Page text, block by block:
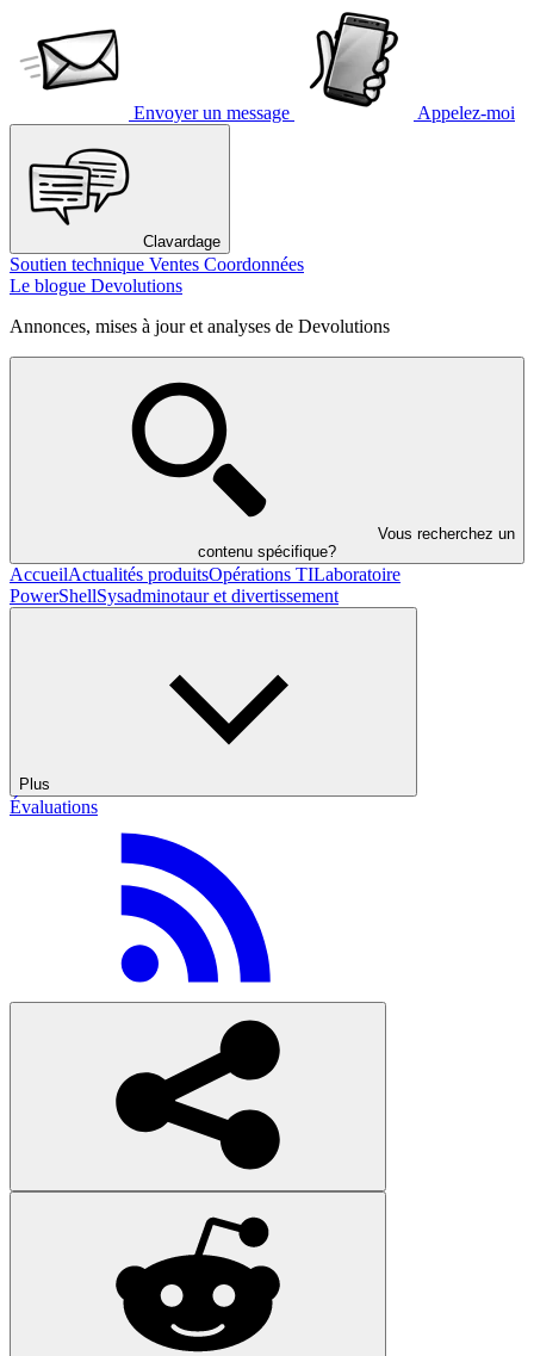
Envoyer un message Appelez-moi
Clavardage
Soutien technique Ventes Coordonnées
Le blogue Devolutions
Annonces, mises à jour et analyses de Devolutions
Vous recherchez un
contenu spécifique?
AccueilActualités produitsOpérations TILaboratoire
PowerShellSysadminotaur et divertissement
Plus
Évaluations